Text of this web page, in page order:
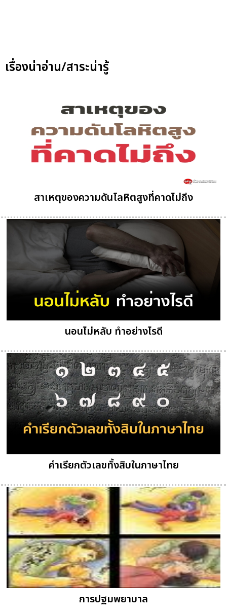
เรื่องน่าอ่าน/สาระน่ารู้
สาเหตุของความดันโลหิตสูงที่คาดไม่ถึง
นอนไม่หลับ ทำอย่างไรดี
คำเรียกตัวเลขทั้งสิบในภาษาไทย
การปฐมพยาบาล